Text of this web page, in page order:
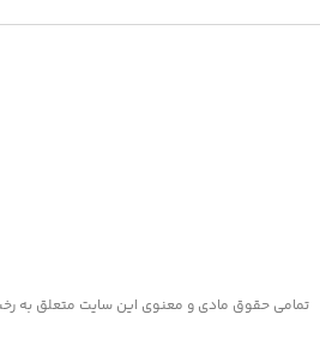
تمامی حقوق مادی و معنوی این سایت متعلق به